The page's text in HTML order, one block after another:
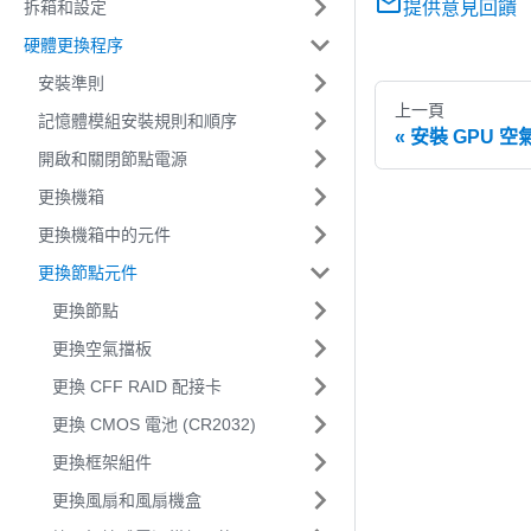
拆箱和設定
硬體更換程序
安裝準則
記憶體模組安裝規則和順序
開啟和關閉節點電源
更換機箱
更換機箱中的元件
更換節點元件
更換節點
更換空氣擋板
更換 CFF RAID 配接卡
更換 CMOS 電池 (CR2032)
更換框架組件
更換風扇和風扇機盒
提供意見回饋
上一頁
安裝 GPU 空